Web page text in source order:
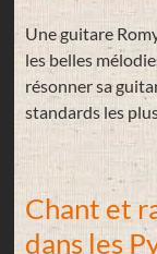
Une guitare
les belles
résonner sa
standards les
Chant et
dans les